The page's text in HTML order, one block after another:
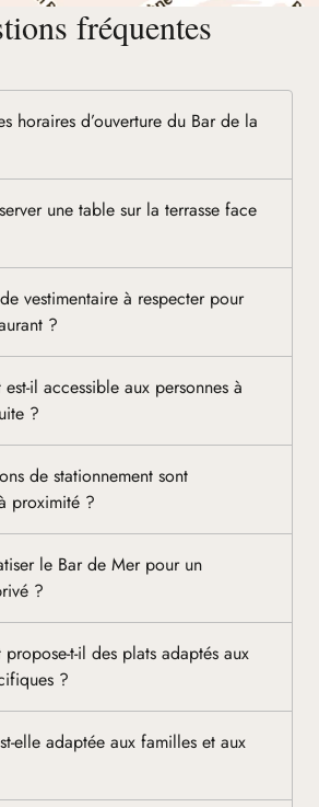
fréquentes
horaires d’ouverture du Bar de la
une table sur la terrasse face
vestimentaire à respecter pour
?
est-il accessible aux personnes à
?
de stationnement sont
proximité ?
le Bar de Mer pour un
?
propose-t-il des plats adaptés aux
?
elle adaptée aux familles et aux